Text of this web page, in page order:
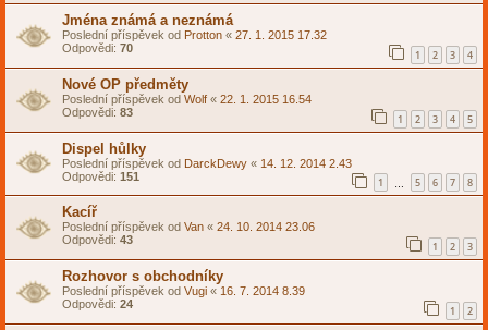
Jména známá a neznámá
Poslední příspěvek od Protton « 27. 1. 2015 17.32
Odpovědi: 70 1 2 3 4
Nové OP předměty
Poslední příspěvek od Wolf « 22. 1. 2015 16.54
Odpovědi: 83 1 2 3 4 5
Dispel hůlky
Poslední příspěvek od DarckDewy « 14. 12. 2014 2.43
Odpovědi: 151 1 5 6 7 8
Kacíř
Poslední příspěvek od Van « 24. 10. 2014 23.06
Odpovědi: 43 1 2 3
Rozhovor s obchodníky
Poslední příspěvek od Vugi « 16. 7. 2014 8.39
Odpovědi: 24 1 2